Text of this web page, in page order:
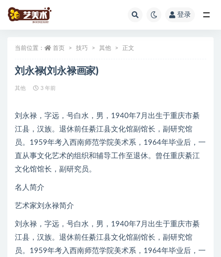
登录
当前位置： 首页 技巧 其他 正文
刘永禄(刘永禄画家)
其他 3 年前
刘永禄，字远，号白水，男，1940年7月出生于重庆市綦
江县，汉族。退休前任綦江县文化馆副馆长，副研究馆
员。1959年考入西南师范学院美术系，1964年毕业后，一
直从事文化艺术的组织和辅导工作至退休。曾任重庆綦江
文化馆馆长，副研究员。
名人简介
艺术家刘永禄简介
刘永禄，字远，号白水，男，1940年7月出生于重庆市綦
江县，汉族。退休前任綦江县文化馆副馆长，副研究馆
员。1959年考入西南师范学院美术系，1964年毕业后，一